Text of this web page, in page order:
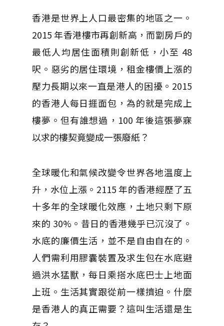
香港是世界上人口最密集的地區之一。
2015 年香港樓市再創新高，而劏房戶的
最低人均居住面積則創新低，小至 48
呎。惡劣的居住環境，租金樓價上漲的
壓力長期以來一直是港人的困擾。2015
的香港人每日捱面包，為的就是完成上
樓夢。但有誰想過，100 年後這張夢寐
以求的樓契竟變成一張廢紙？
全球暖化和氣候改變令世界各地温度上
升，水位上漲。2115 年的香港經歷了五
十多年的全球暖化效應，土地只剩下原
來的 30%。昔日的香港幾乎已沉沒了。
水底的廉價生活，並不是自由自在的。
人們需利用膠囊裝置及求生包在水底避
過洪水猛獸，每日乘搭水底巴士上地面
上班。生活其實跟從前一樣擠迫。什麼
是香港人的真正需要？這叫生活還是生